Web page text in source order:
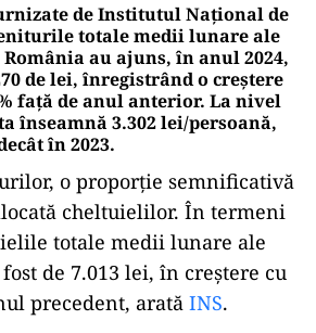
de Institutul Național de
totale medii lunare ale
au ajuns, în anul 2024,
de lei, înregistrând o creștere
față de anul anterior. La nivel
înseamnă 3.302 lei/persoană,
în 2023.
o proporție semnificativă
cheltuielilor. În termeni
totale medii lunare ale
de 7.013 lei, în creștere cu
precedent, arată INS.